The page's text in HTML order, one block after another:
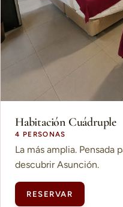
Habitación Cuádruple
4 PERSONAS
La más amplia. Pensada
descubrir Asunción.
RESERVAR